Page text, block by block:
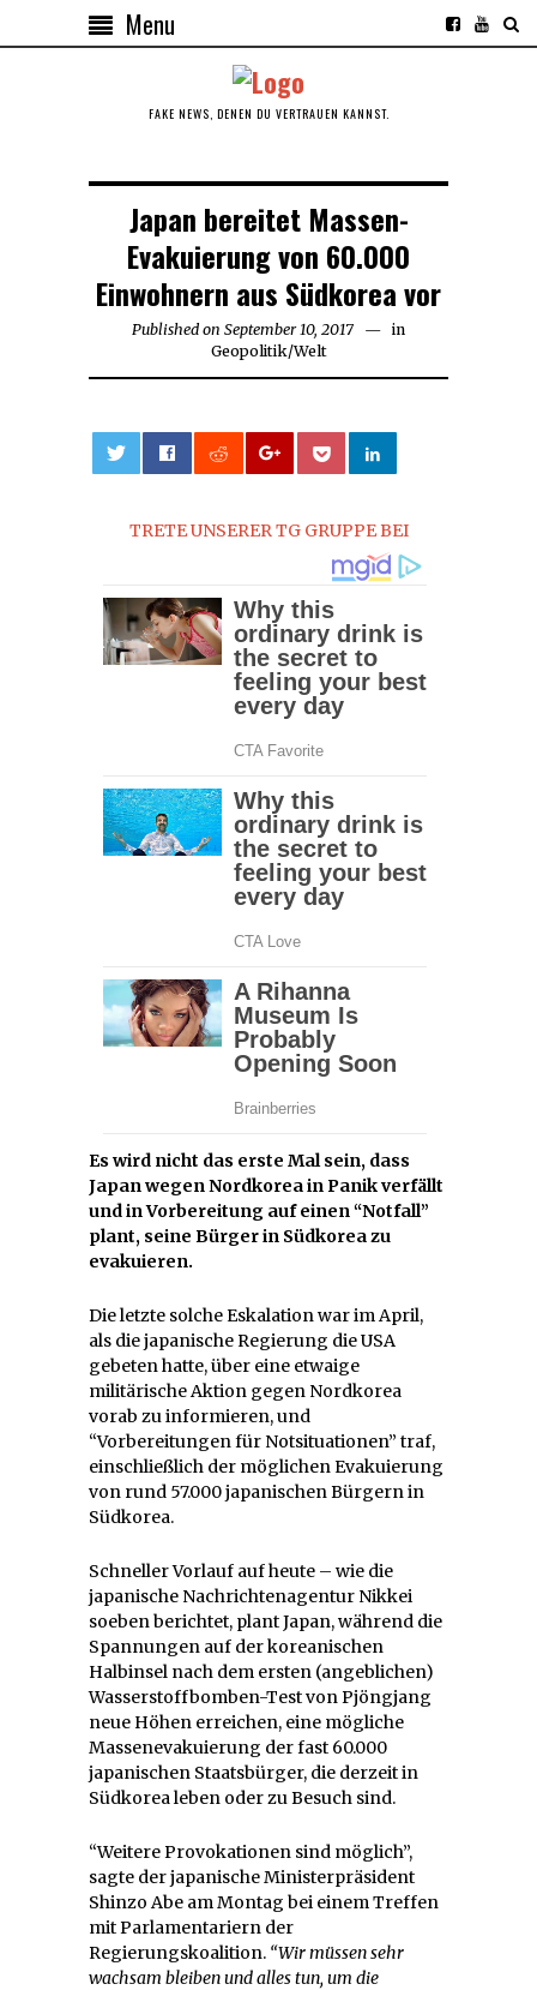
Menu
FAKE NEWS, DENEN DU VERTRAUEN KANNST.
Japan bereitet Massen-
Evakuierung von 60.000
Einwohnern aus Südkorea vor
Published on September 10, 2017
in
Geopolitik/Welt
TRETE UNSERER TG GRUPPE BEI
Es wird nicht das erste Mal sein, dass
Japan wegen Nordkorea in Panik verfällt
und in Vorbereitung auf einen “Notfall”
plant, seine Bürger in Südkorea zu
evakuieren.
Die letzte solche Eskalation war im April,
als die japanische Regierung die USA
gebeten hatte, über eine etwaige
militärische Aktion gegen Nordkorea
vorab zu informieren, und
“Vorbereitungen für Notsituationen” traf,
einschließlich der möglichen Evakuierung
von rund 57.000 japanischen Bürgern in
Südkorea.
Schneller Vorlauf auf heute – wie die
japanische Nachrichtenagentur Nikkei
soeben berichtet, plant Japan, während die
Spannungen auf der koreanischen
Halbinsel nach dem ersten (angeblichen)
Wasserstoffbomben-Test von Pjöngjang
neue Höhen erreichen, eine mögliche
Massenevakuierung der fast 60.000
japanischen Staatsbürger, die derzeit in
Südkorea leben oder zu Besuch sind.
“Weitere Provokationen sind möglich”,
sagte der japanische Ministerpräsident
Shinzo Abe am Montag bei einem Treffen
mit Parlamentariern der
Regierungskoalition. “Wir müssen sehr
wachsam bleiben und alles tun, um die